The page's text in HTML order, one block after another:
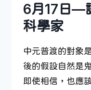
6月17日—
科學家
中元普渡的對象
後的假設自然是
即使相信，也應